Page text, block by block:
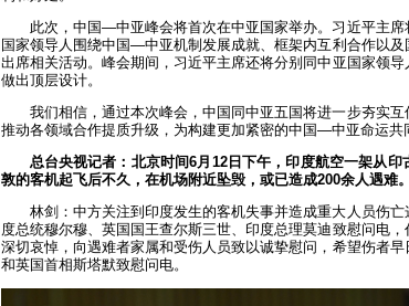
此次，中国—中亚峰会将首次在中亚国家举办。习近平主
国家领导人围绕中国—中亚机制发展成就、框架内互利合作以
出席相关活动。峰会期间，习近平主席还将分别同中亚国家领
做出顶层设计。
我们相信，通过本次峰会，中国同中亚五国将进一步夯实
推动各领域合作提质升级，为构建更加紧密的中国—中亚命运共
总台央视记者：北京时间6月12日下午，印度航空一架从
敦的客机起飞后不久，在机场附近坠毁，或已造成200余人遇难
林剑：中方关注到印度发生的客机失事并造成重大人员伤
度总统穆尔穆、英国国王查尔斯三世、印度总理莫迪致慰问电
深切哀悼，向遇难者家属和受伤人员致以诚挚慰问，希望伤者
和英国首相斯塔默致慰问电。